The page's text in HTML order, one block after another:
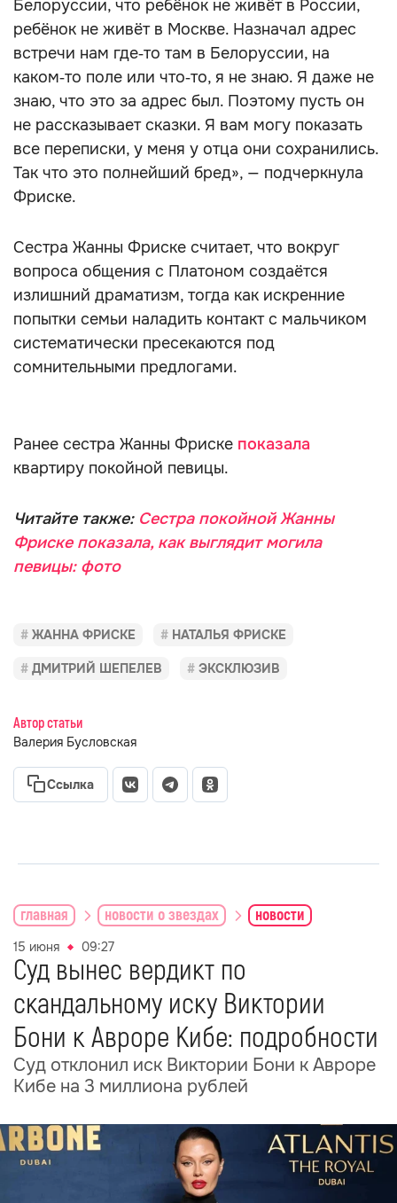
Белоруссии, что ребёнок не живёт в России,
ребёнок не живёт в Москве. Назначал адрес
встречи нам где‑то там в Белоруссии, на
каком‑то поле или что‑то, я не знаю. Я даже не
знаю, что это за адрес был. Поэтому пусть он
не рассказывает сказки. Я вам могу показать
все переписки, у меня у отца они сохранились.
Так что это полнейший бред», — подчеркнула
Фриске.
Сестра Жанны Фриске считает, что вокруг
вопроса общения с Платоном создаётся
излишний драматизм, тогда как искренние
попытки семьи наладить контакт с мальчиком
систематически пресекаются под
сомнительными предлогами.
Ранее сестра Жанны Фриске показала
квартиру покойной певицы.
Читайте также: Сестра покойной Жанны
Фриске показала, как выглядит могила
певицы: фото
ЖАННА ФРИСКЕ НАТАЛЬЯ ФРИСКЕ
ДМИТРИЙ ШЕПЕЛЕВ ЭКСКЛЮЗИВ
Автор статьи
Валерия Бусловская
Ссылка
главная новости о звездах новости
15 июня 09:27
Суд вынес вердикт по
скандальному иску Виктории
Бони к Авроре Кибе: подробности
Суд отклонил иск Виктории Бони к Авроре
Кибе на 3 миллиона рублей